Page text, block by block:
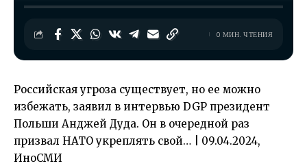
0 МИН. ЧТЕНИЯ
Российская угроза существует, но ее можно
избежать, заявил в интервью DGP президент
Польши Анджей Дуда. Он в очередной раз
призвал НАТО укреплять свой… | 09.04.2024,
ИноСМИ